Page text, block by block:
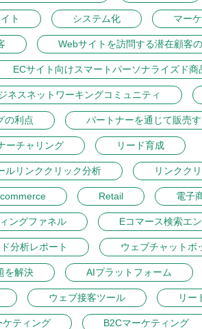
ト システム化 マー
Webサイトを訪問する潜在顧客
ECサイト向けスマートパーソナライズド商
ネスネットワーキングコミュニティ
の利点 パートナーを通じて販売
ーチャリング リード育成
ルリンククリック分析 リンクク
Retail 電子
ングファネル Eコマース検索エ
分析レポート ウェブチャットボ
を解決 AIプラットフォーム
ウェブ接客ツール リー
ケティング B2Cマーケティング